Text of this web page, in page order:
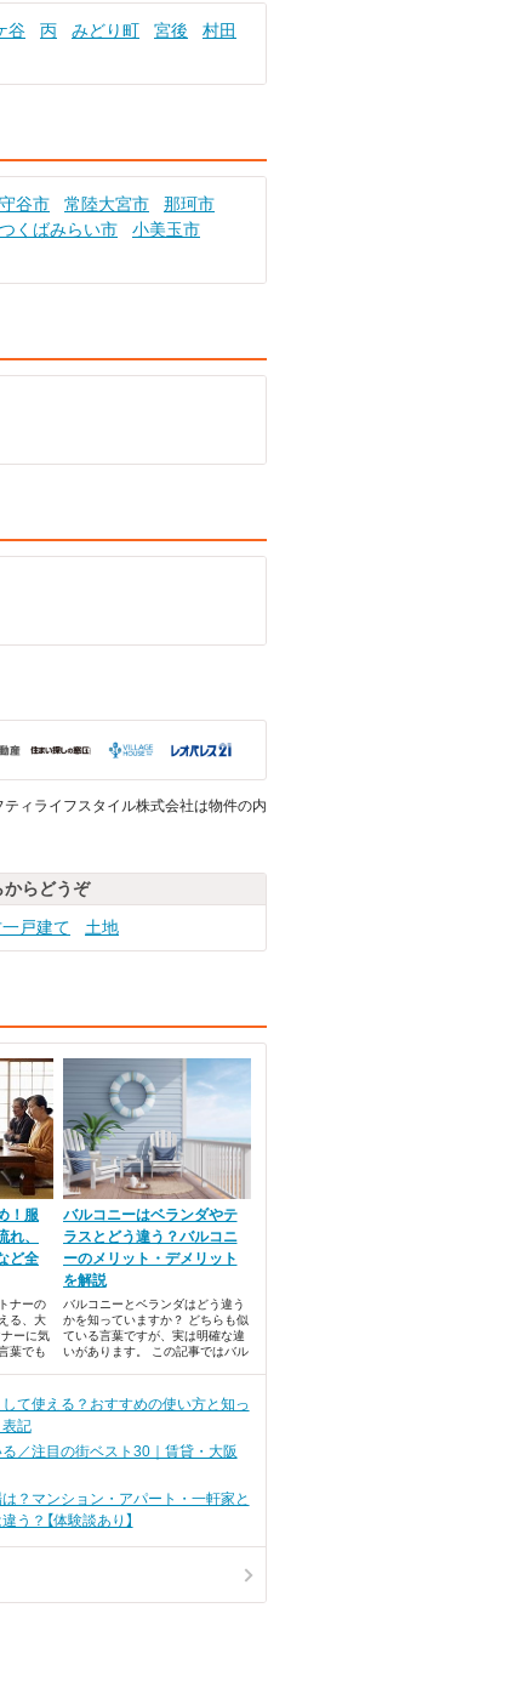
谷 丙 みどり町 宮後
村田
守谷市 常陸大宮市
那珂市
つくばみらい市
小美玉市
ィライフスタイル株式会社は物件の内
からどうぞ
戸建て 土地
！服
、
ど全
ナーの
る、大
ーに気
葉でも
場合に
たかく
ろで
バルコニーはベランダやテ
ラスとどう違う？バルコニ
ーのメリット・デメリット
を解説
バルコニーとベランダはどう違う
かを知っていますか？ どちらも似
ている言葉ですが、実は明確な違
いがあります。 この記事ではバル
ついてもお伝えします。
て使える？おすすめの使い方と知っ
記
／注目の街ベスト30｜賃貸・大阪
？マンション・アパート・一軒家と
う？【体験談あり】